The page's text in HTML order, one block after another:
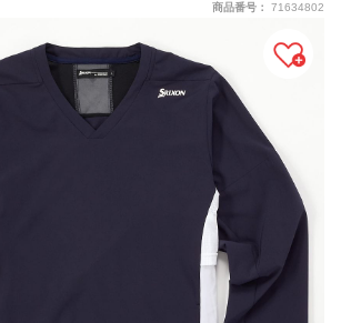
商品番号： 71634802